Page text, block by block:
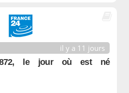
il y a 11 jours
le jour où est né